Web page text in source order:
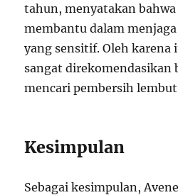
tahun, menyatakan
membantu dalam
yang sensitif. Oleh karena
sangat direkomendasikan
mencari pembersih
Kesimpulan
Sebagai kesimpulan,